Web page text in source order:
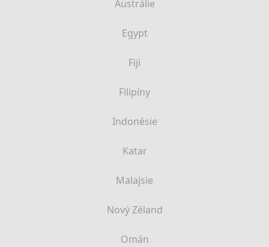
Austrálie
Egypt
Fiji
Filipíny
Indonésie
Katar
Malajsie
Nový Zéland
Omán